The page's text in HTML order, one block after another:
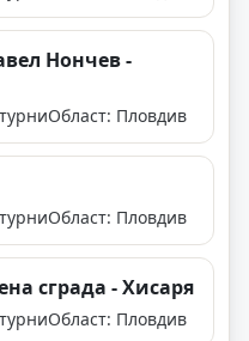
Нончев -
Област: Пловдив
Област: Пловдив
сграда - Хисаря
Област: Пловдив